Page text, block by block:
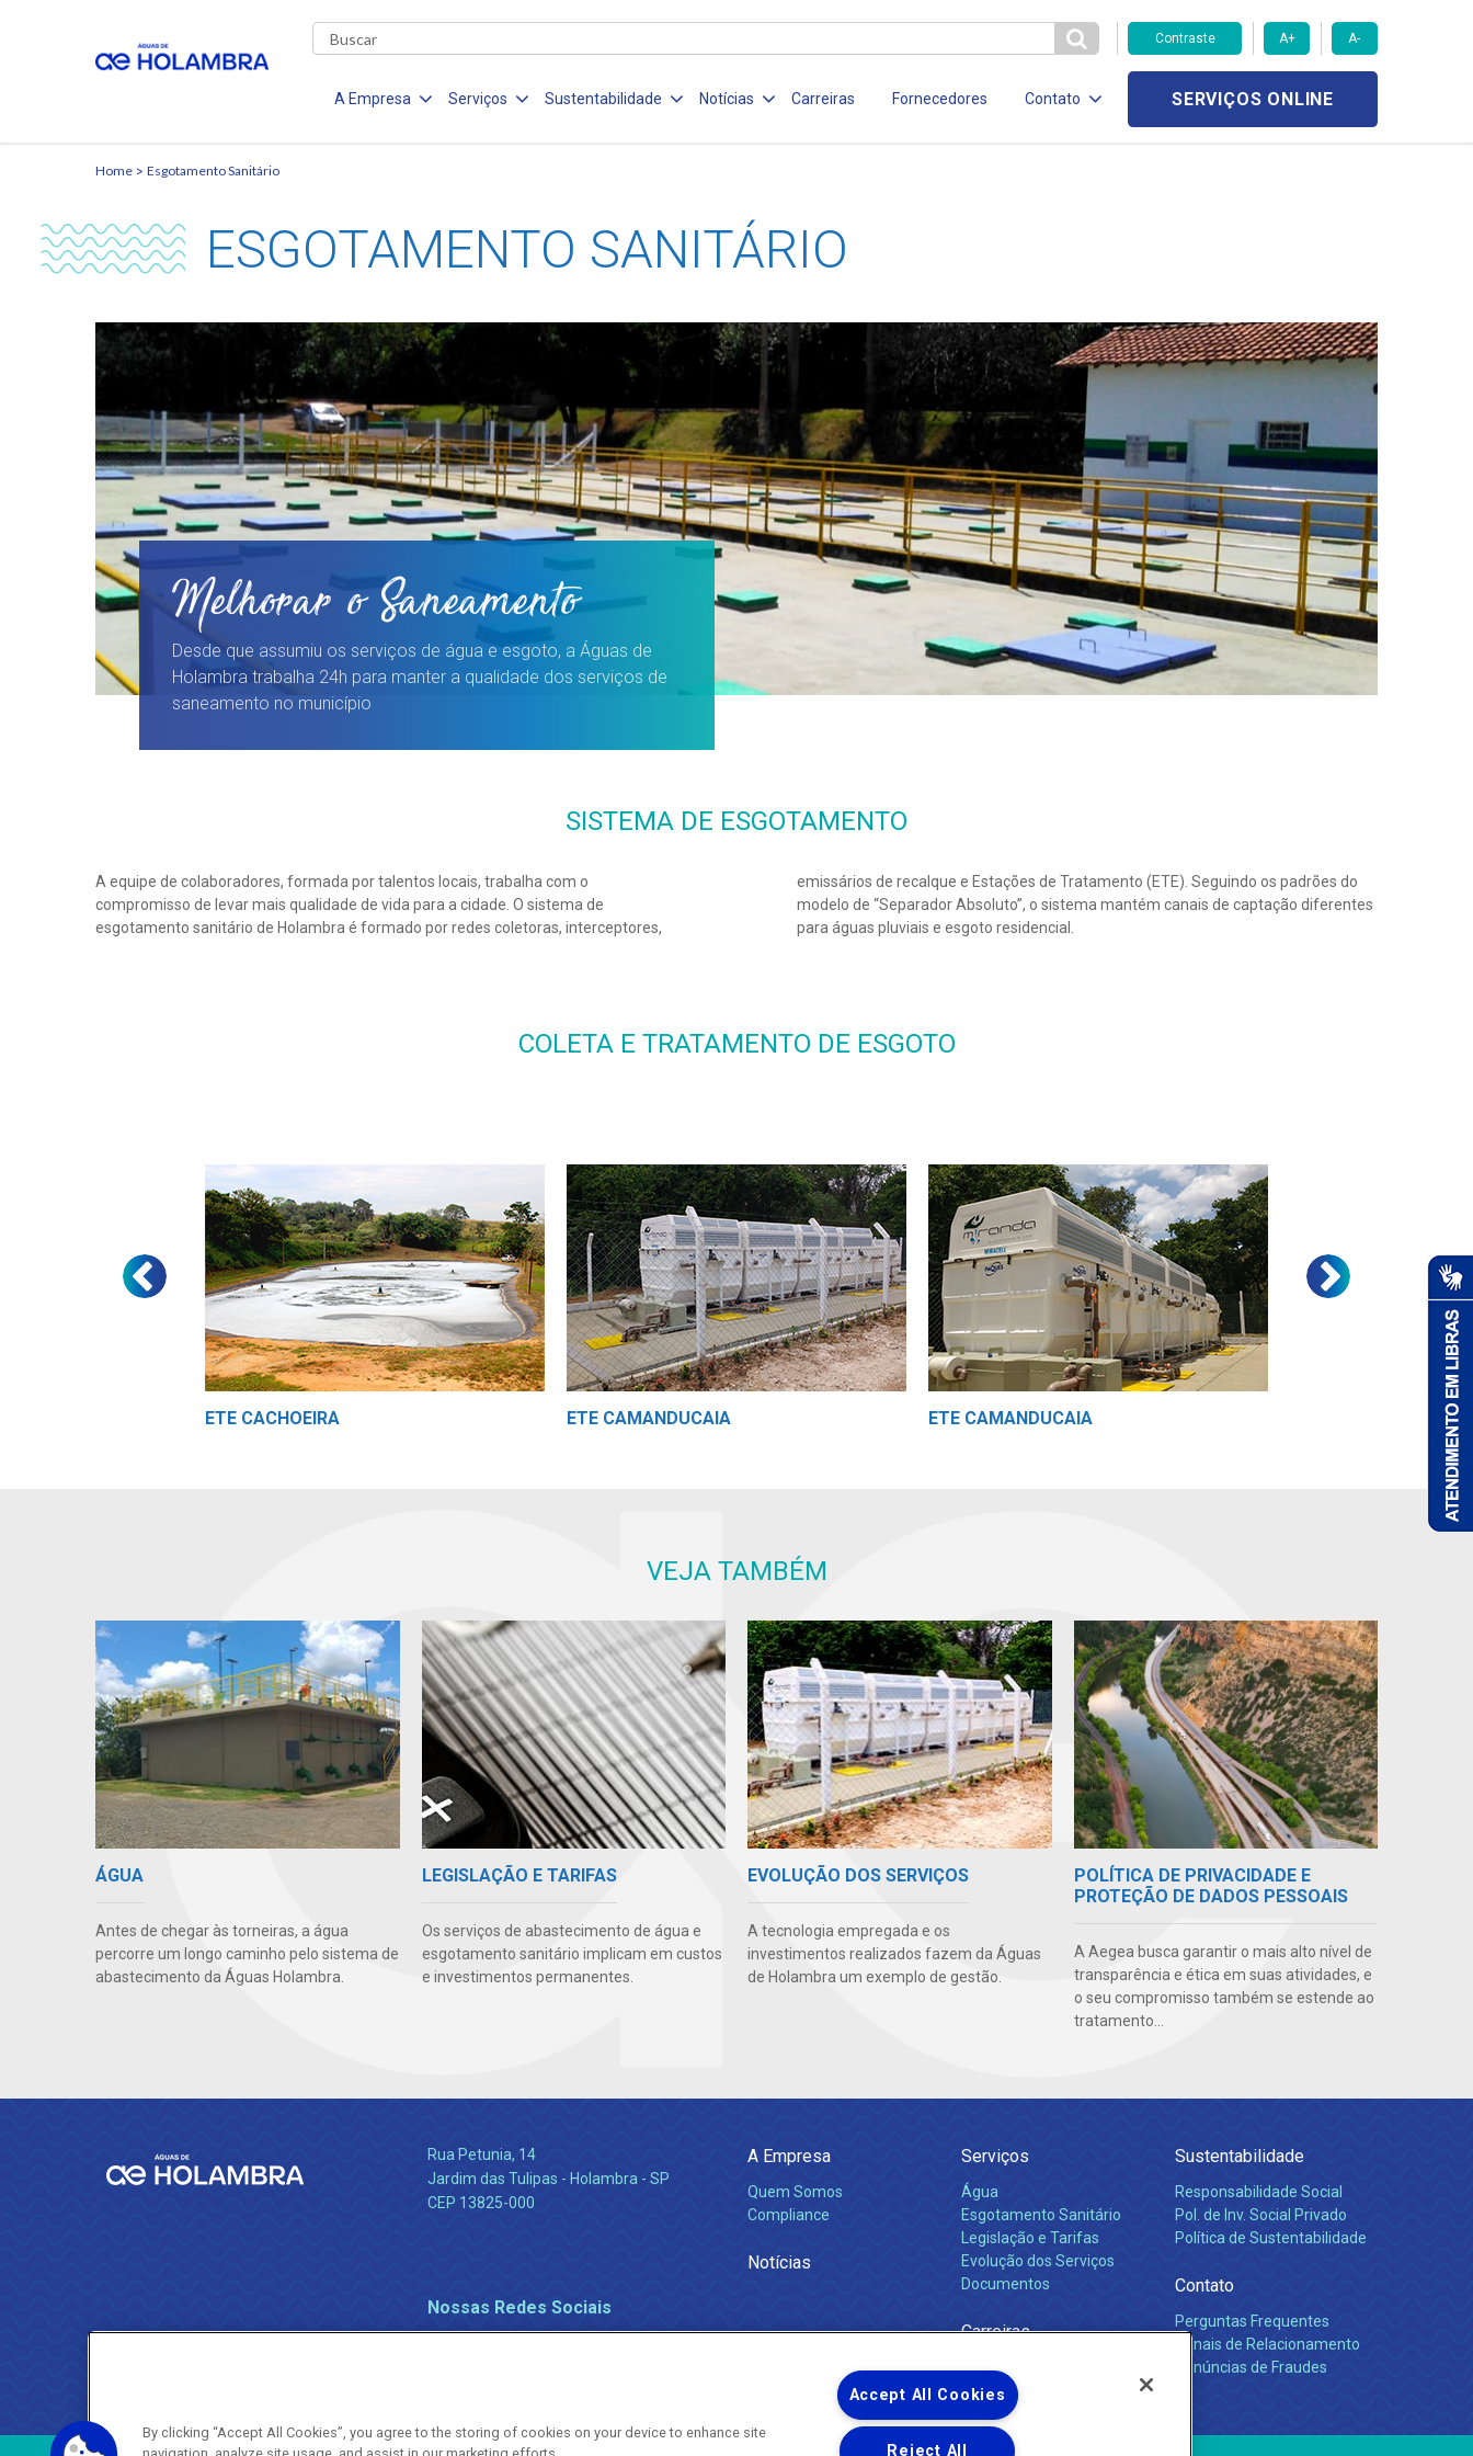
Contraste A+ A-
A Empresa Serviços Sustentabilidade Notícias Carreiras Fornecedores Contato SERVIÇOS ONLINE
Home Esgotamento Sanitário
ESGOTAMENTO SANITÁRIO
Melhorar o Saneamento
Desde que assumiu os serviços de água e esgoto, a Águas de
Holambra trabalha 24h para manter a qualidade dos serviços de
saneamento no município
SISTEMA DE ESGOTAMENTO
A equipe de colaboradores, formada por talentos locais, trabalha com o
compromisso de levar mais qualidade de vida para a cidade. O sistema de
esgotamento sanitário de Holambra é formado por redes coletoras, interceptores,
emissários de recalque e Estações de Tratamento (ETE). Seguindo os padrões do
modelo de “Separador Absoluto”, o sistema mantém canais de captação diferentes
para águas pluviais e esgoto residencial.
COLETA E TRATAMENTO DE ESGOTO
ETE CACHOEIRA ETE CAMANDUCAIA ETE CAMANDUCAIA
VEJA TAMBÉM
ÁGUA
Antes de chegar às torneiras, a água
percorre um longo caminho pelo sistema de
abastecimento da Águas Holambra.
LEGISLAÇÃO E TARIFAS
Os serviços de abastecimento de água e
esgotamento sanitário implicam em custos
e investimentos permanentes.
EVOLUÇÃO DOS SERVIÇOS
A tecnologia empregada e os
investimentos realizados fazem da Águas
de Holambra um exemplo de gestão.
POLÍTICA DE PRIVACIDADE E
PROTEÇÃO DE DADOS PESSOAIS
A Aegea busca garantir o mais alto nível de
transparência e ética em suas atividades, e
o seu compromisso também se estende ao
tratamento...
Rua Petunia, 14
Jardim das Tulipas - Holambra - SP
CEP 13825-000
Nossas Redes Sociais
A Empresa
Quem Somos
Compliance
Notícias
Serviços
Água
Esgotamento Sanitário
Legislação e Tarifas
Evolução dos Serviços
Documentos
Carreiras
Sustentabilidade
Responsabilidade Social
Pol. de Inv. Social Privado
Política de Sustentabilidade
Contato
Perguntas Frequentes
Canais de Relacionamento
Denúncias de Fraudes
By clicking “Accept All Cookies”, you agree to the storing of cookies on your device to enhance site
navigation, analyze site usage, and assist in our marketing efforts.
Accept All Cookies
Reject All